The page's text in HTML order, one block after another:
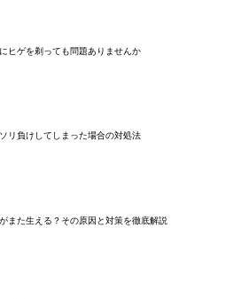
ヒゲを剃っても問題ありませんか
リ負けしてしまった場合の対処法
また生える？その原因と対策を徹底解説